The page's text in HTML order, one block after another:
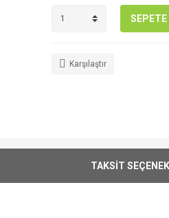
SEPETE
Karşılaştır
TAKSİT